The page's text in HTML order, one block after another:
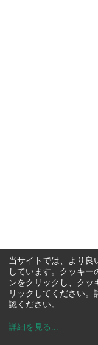
当サイトでは、より良
しています。クッキー
ンをクリックし、クッ
リックしてください。
認ください。
詳細を見る ...